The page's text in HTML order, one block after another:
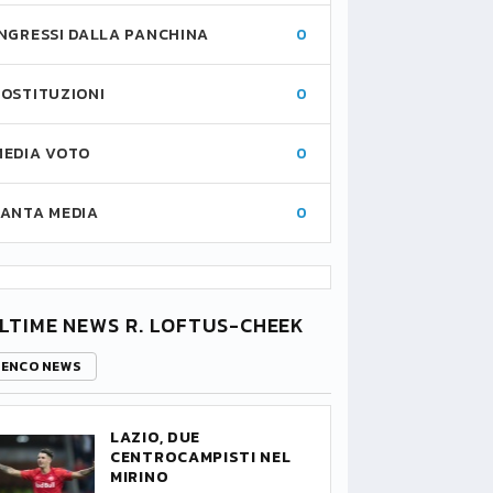
DALLA PANCHINA 0
0
VOTO 0
MEDIA 0
NEWS R. LOFTUS-CHEEK
NEWS
LAZIO, DUE
CENTROCAMPISTI NEL
MIRINO